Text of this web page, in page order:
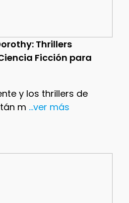
Thrillers
Ficción para
y los thrillers de
m ...ver más